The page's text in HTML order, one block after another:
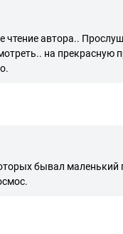
автора..
на
бывал